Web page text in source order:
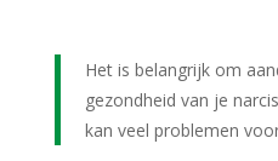
Het is belangrijk om
gezondheid van je
kan veel problemen